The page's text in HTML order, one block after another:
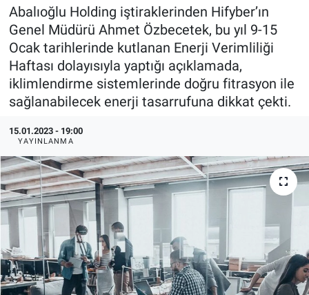
Abalıoğlu Holding iştiraklerinden Hifyber’ın
Genel Müdürü Ahmet Özbecetek, bu yıl 9-15
Ocak tarihlerinde kutlanan Enerji Verimliliği
Haftası dolayısıyla yaptığı açıklamada,
iklimlendirme sistemlerinde doğru fitrasyon ile
sağlanabilecek enerji tasarrufuna dikkat çekti.
15.01.2023 - 19:00
YAYINLANMA
EndüstriST
Enerjisini Üreten Fabrikalar
Endüstri 4.0 Uygulamaları
Ağır Sanayi Çözümleri